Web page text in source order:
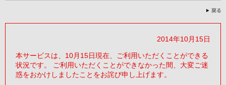
2014年10月15日
本サービスは、10月15日現在、ご利用いただくことができる
状況です。 ご利用いただくことができなかった間、大変ご迷
惑をおかけしましたことをお詫び申し上げます。